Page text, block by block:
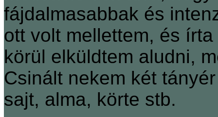
fájdalmasabbak és
ott volt mellettem, és
körül elküldtem aludni,
Csinált nekem két
sajt, alma, körte stb.